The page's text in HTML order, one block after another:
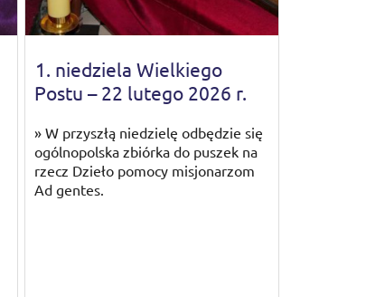
1. niedziela Wielkiego
Postu – 22 lutego 2026 r.
» W przyszłą niedzielę odbędzie się
ogólnopolska zbiórka do puszek na
rzecz Dzieło pomocy misjonarzom
Ad gentes.